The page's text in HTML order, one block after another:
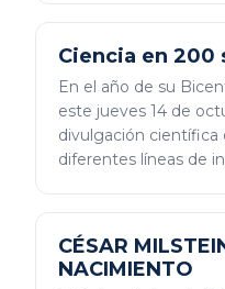
Ciencia en 200
En el año de su
este jueves 14 de
divulgación científica
diferentes líneas de
CÉSAR
NACIMIENTO